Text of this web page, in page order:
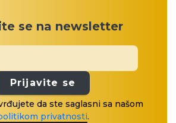
se na newsletter
Prijavite se
da ste saglasni sa našom
privatnosti.